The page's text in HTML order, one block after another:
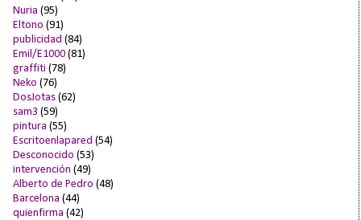
Nuria (95)
Eltono (91)
publicidad (84)
Emil/E1000 (81)
graffiti (78)
Neko (76)
DosJotas (62)
sam3 (59)
pintura (55)
Escritoenlapared (54)
Desconocido (53)
intervención (49)
Alberto de Pedro (48)
Barcelona (44)
quienfirma (42)